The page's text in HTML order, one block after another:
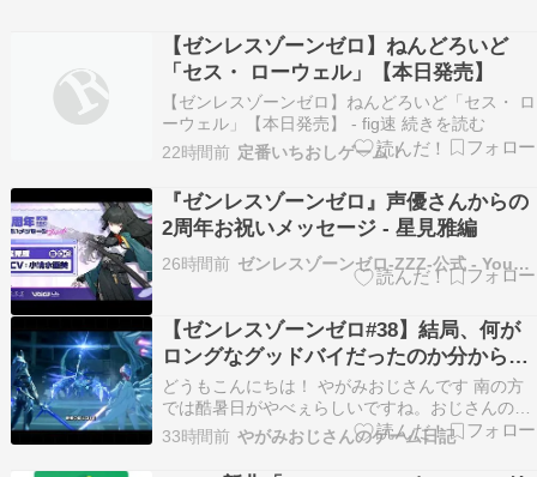
【ゼンレスゾーンゼロ】ねんどろいど
「セス・ ローウェル」【本日発売】
【ゼンレスゾーンゼロ】ねんどろいど「セス・ ロ
ーウェル」【本日発売】 - fig速 続きを読む
22時間前 定番いちおしゲーム！
『ゼンレスゾーンゼロ』声優さんからの
2周年お祝いメッセージ - 星見雅編
26時間前 ゼンレスゾーンゼロ-ZZZ-公式 - YouTube
【ゼンレスゾーンゼロ#38】結局、何が
ロングなグッドバイだったのか分からん
【第二章「ロング・グッドバイ」感想】
どうもこんにちは！ やがみおじさんです 南の方
では酷暑日がやべぇらしいですね。おじさんの住
む北国では8月だというのに長袖来てないと肌寒
いとかよくわからんことになっています。 地球が
もたん時が来ているのだ！ さて、本日はゼンゼロ
33時間前 やがみおじさんのゲーム日記